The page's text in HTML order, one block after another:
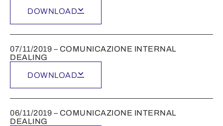
DOWNLOAD
07/11/2019 – COMUNICAZIONE INTERNAL
DEALING
DOWNLOAD
06/11/2019 – COMUNICAZIONE INTERNAL
DEALING